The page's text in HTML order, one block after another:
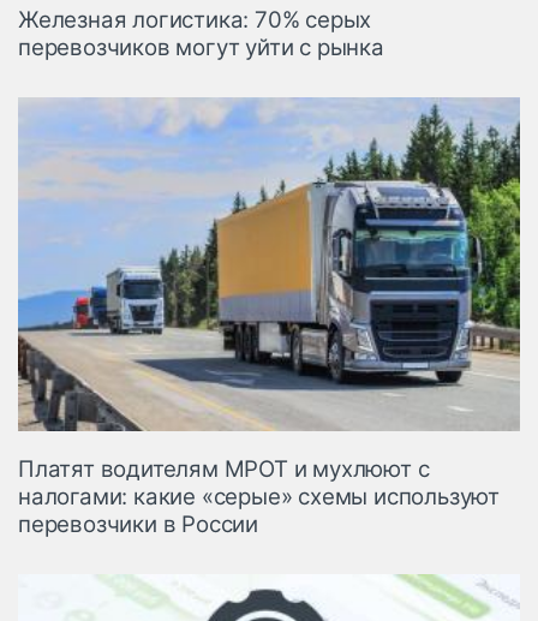
Железная логистика: 70% серых
перевозчиков могут уйти с рынка
Платят водителям МРОТ и мухлюют с
налогами: какие «серые» схемы используют
перевозчики в России